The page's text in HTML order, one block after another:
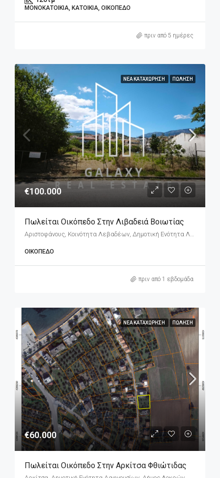
ΜΟΝΟΚΑΤΟΙΚΊΑ, ΚΑΤΟΙΚΊΑ, ΟΙΚΌΠΕΔΟ
πριν από 5 ημέρες
ΝΈΑ ΚΑΤΑΧΏΡΗΣΗ ΠΏΛΗΣΗ
€100.000
Πωλείται Οικόπεδο Στην Λιβαδειά Βοιωτίας
ΟΙΚΌΠΕΔΟ
πριν από 1 εβδομάδα
ΝΈΑ ΚΑΤΑΧΏΡΗΣΗ ΠΏΛΗΣΗ
€60.000
Πωλείται Οικόπεδο Στην Αρκίτσα Φθιώτιδας